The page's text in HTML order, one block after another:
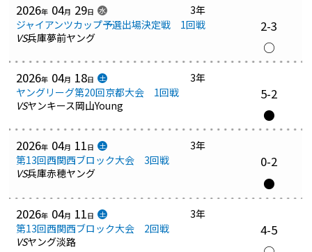
2026年 04月 29日 水
3年
ジャイアンツカップ予選出場決定戦 1回戦
VS兵庫夢前ヤング
2-3
○
2026年 04月 18日 土
3年
ヤングリーグ第20回京都大会 1回戦
VSヤンキース岡山Young
5-2
●
2026年 04月 11日 土
3年
第13回西関西ブロック大会 3回戦
VS兵庫赤穂ヤング
0-2
●
2026年 04月 11日 土
3年
第13回西関西ブロック大会 2回戦
VSヤング淡路
4-5